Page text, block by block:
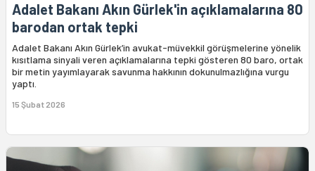
Adalet Bakanı Akın Gürlek'in açıklamalarına 80
barodan ortak tepki
Adalet Bakanı Akın Gürlek’in avukat-müvekkil görüşmelerine yönelik
kısıtlama sinyali veren açıklamalarına tepki gösteren 80 baro, ortak
bir metin yayımlayarak savunma hakkının dokunulmazlığına vurgu
yaptı.
15 Şubat 2026